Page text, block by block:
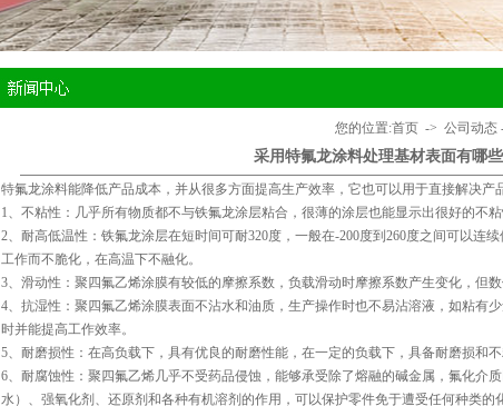
您的位置:首页 ->公司动态
采用特氟龙涂料处理基材表面有哪
特氟龙涂料能降低产品成本，并从很多方面提高生产效率，它也可以用于直接解决产
1、不粘性：几乎所有物质都不与铁氟龙涂层粘合，很薄的涂层也能显示出很好的不粘
2、耐高低温性：铁氟龙涂层在短时间可耐320度，一般在-200度到260度之间可以连
工作而不脆化，在高温下不融化。
3、滑动性：聚四氟乙烯涂膜有较低的摩擦系数，负载滑动时摩擦系数产生变化，但数
4、抗湿性：聚四氟乙烯涂膜表面不沾水和油质，生产操作时也不易沾溶液，如粘有
时并能提高工作效率。
5、耐磨损性：在高负载下，具有优良的耐磨性能，在一定的负载下，具备耐磨损和不
6、耐腐蚀性：聚四氟乙烯几乎不受药品侵蚀，能够承受除了熔融的碱金属，氟化介
水）、强氧化剂、还原剂和各种有机溶剂的作用，可以保护零件免于遭受任何种类的